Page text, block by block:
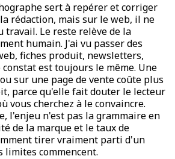
sert à repérer et corriger
rédaction, mais sur le web, il ne
travail. Le reste relève de la
humain. J'ai vu passer des
fiches produit, newsletters,
est toujours le même. Une
sur une page de vente coûte plus
parce qu'elle fait douter le lecteur
vous cherchez à le convaincre.
l'enjeu n'est pas la grammaire en
de la marque et le taux de
tirer vraiment parti d'un
limites commencent.